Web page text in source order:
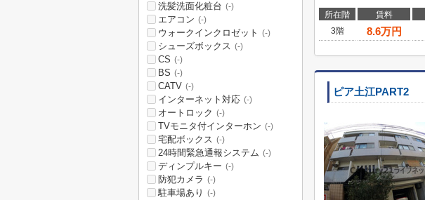
所在階 賃料
3階
8.6万円
ピア土江PART2
洗髪洗面化粧台 (-)
エアコン (-)
ウォークインクロゼット (-)
シューズボックス (-)
CS (-)
BS (-)
CATV (-)
インターネット対応 (-)
オートロック (-)
TVモニタ付インターホン (-)
宅配ボックス (-)
24時間緊急通報システム (-)
ディンプルキー (-)
防犯カメラ (-)
駐車場あり (-)